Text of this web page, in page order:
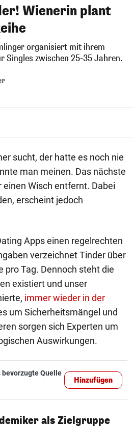
Wienerin plant
organisiert mit ihrem
Singles zwischen 25-35 Jahren.
sucht, der hatte es noch nie
man meinen. Das nächste
Wisch entfernt. Dabei
erscheint jedoch
Apps einen regelrechten
verzeichnet Tinder über
pro Tag. Dennoch steht die
existiert und unser
immer wieder in der
um Sicherheitsmängel und
sorgen sich Experten um
Auswirkungen.
bevorzugte Quelle
Hinzufügen
als Zielgruppe